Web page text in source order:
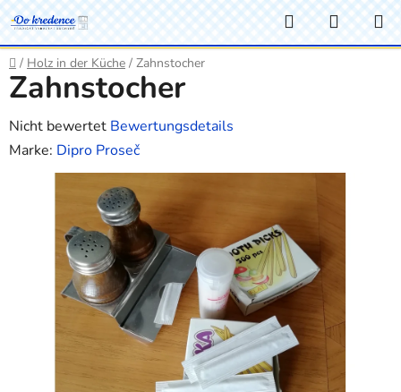
Zum
Inhalt
springen
Suchen
Startseite
/ Holz in der Küche / Zahnstocher
Zahnstocher
Die
durchschnittliche
Produktbewertung
Sternen.
Nicht bewertet Bewertungsdetails
Marke: Dipro Proseč